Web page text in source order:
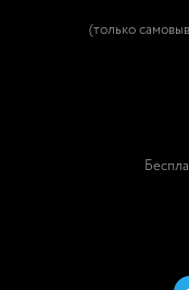
(только